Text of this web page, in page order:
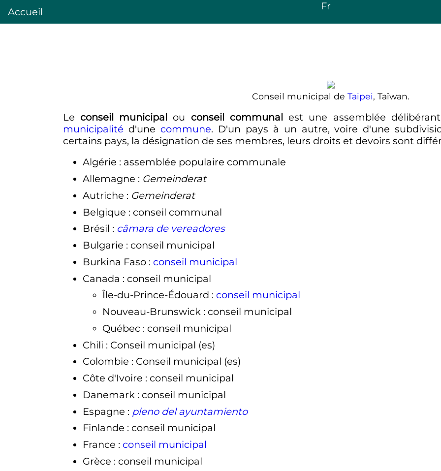
Accueil Fr
Conseil municipal de Taipei, Taïwan.
Le conseil municipal ou conseil communal est une assemblée
municipalité d'une commune. D'un pays à un autre, voire d'une
certains pays, la désignation de ses membres, leurs droits et devoirs sont
Algérie : assemblée populaire communale
Allemagne : Gemeinderat
Autriche : Gemeinderat
Belgique : conseil communal
Brésil : câmara de vereadores
Bulgarie : conseil municipal
Burkina Faso : conseil municipal
Canada : conseil municipal
Île-du-Prince-Édouard : conseil municipal
Nouveau-Brunswick : conseil municipal
Québec : conseil municipal
Chili : Conseil municipal (es)
Colombie : Conseil municipal (es)
Côte d'Ivoire : conseil municipal
Danemark : conseil municipal
Espagne : pleno del ayuntamiento
Finlande : conseil municipal
France : conseil municipal
Grèce : conseil municipal